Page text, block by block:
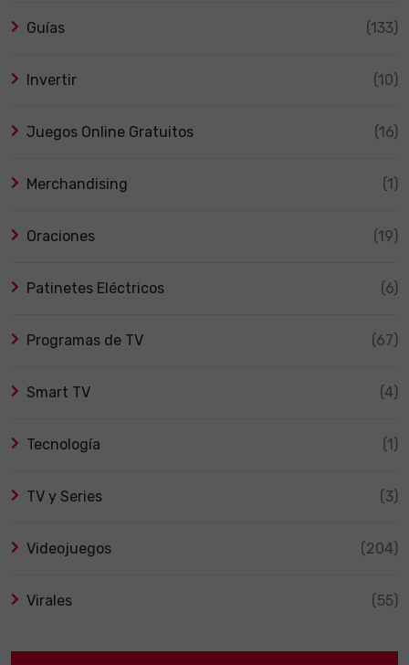
Guías (133)
Invertir (10)
Juegos Online Gratuitos (16)
Merchandising (1)
Oraciones (19)
Patinetes Eléctricos (6)
Programas de TV (67)
Smart TV (4)
Tecnología (1)
TV y Series (3)
Videojuegos (204)
Virales (55)